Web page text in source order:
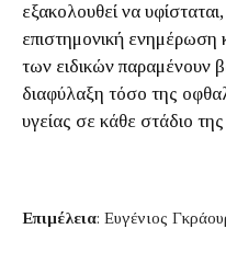
εξακολουθεί να
επιστημονική
των ειδικών παραμένουν
διαφύλαξη τόσο της
υγείας σε κάθε στάδιο
Επιμέλεια: Ευγένιος